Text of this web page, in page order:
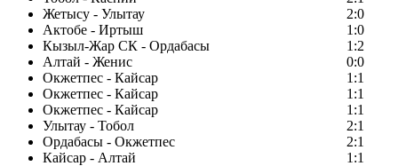
Жетысу - Улытау
2:0
Актобе - Иртыш
1:0
Кызыл-Жар СК - Ордабасы
1:2
Алтай - Женис
0:0
Окжетпес - Кайсар
1:1
Окжетпес - Кайсар
1:1
Окжетпес - Кайсар
1:1
Улытау - Тобол
2:1
Ордабасы - Окжетпес
2:1
Кайсар - Алтай
1:1